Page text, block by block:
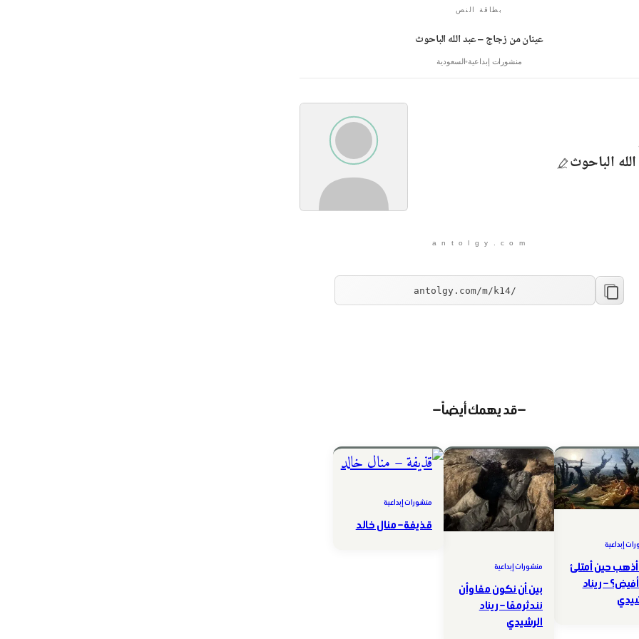
بطاقة النص
عينان من زجاج – عبد الله الباحوث
منشورات إبداعية السعودية
الباحوث
a n t o l g y . c o m
— قد يهمك أيضاً —
إبداعية
أذهب حين أمتلئ
– ريناد
منشورات إبداعية
بين أن نكون معًا وأن
نندثر معًا – ريناد
الرشيدي
منشورات إبداعية
قذيفة – منال خالد